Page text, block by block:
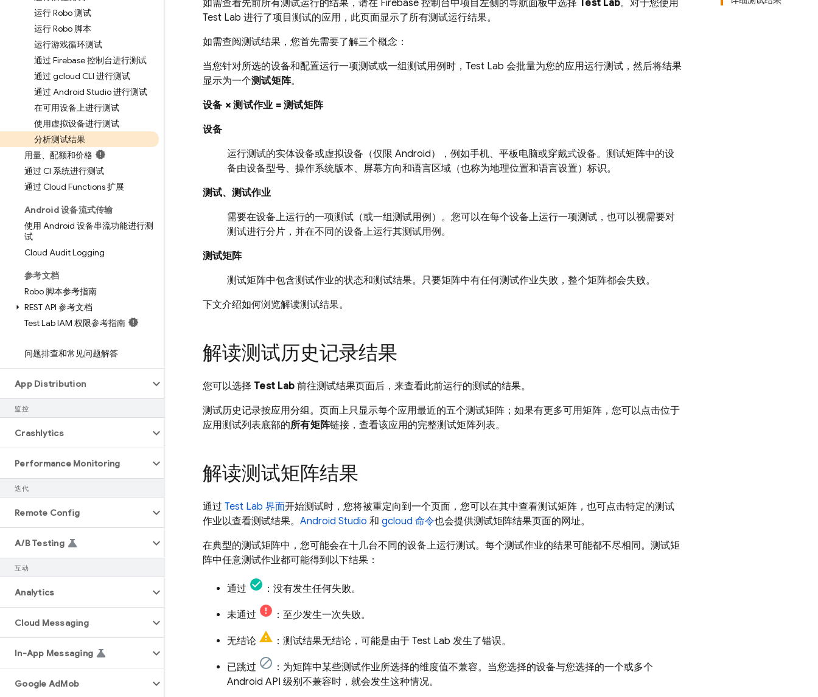
运行 Robo 测试
运行 Robo 脚本
运行游戏循环测试
通过 Firebase 控制台进行测试
通过 gcloud CLI 进行测试
通过 Android Studio 进行测试
在可用设备上进行测试
使用虚拟设备进行测试
分析测试结果
用量、配额和价格
通过 CI 系统进行测试
通过 Cloud Functions 扩展
Android 设备流式传输
使用 Android 设备串流功能进行测
试
Cloud Audit Logging
参考文档
Robo 脚本参考指南
REST API 参考文档
Test Lab IAM 权限参考指南
问题排查和常见问题解答
App Distribution
监控
Crashlytics
Performance Monitoring
迭代
Remote Config
A/B Testing
互动
Analytics
Cloud Messaging
In-App Messaging
Google AdMob
如需查看先前所有测试运行的结果，请在 Firebase 控制台中项目左侧的导航面板中选择 Test Lab。对于您使用
Test Lab 进行了项目测试的应用，此页面显示了所有测试运行结果。
如需查阅测试结果，您首先需要了解三个概念：
当您针对所选的设备和配置运行一项测试或一组测试用例时， Test Lab 会批量为您的应用运行测试，然后将结果
显示为一个测试矩阵。
设备 × 测试作业 = 测试矩阵
设备
运行测试的实体设备或虚拟设备（仅限 Android），例如手机、平板电脑或穿戴式设备。测试矩阵中的设
备由设备型号、操作系统版本、屏幕方向和语言区域（也称为地理位置和语言设置）标识。
测试、测试作业
需要在设备上运行的一项测试（或一组测试用例）。您可以在每个设备上运行一项测试，也可以视需要对
测试进行分片，并在不同的设备上运行其测试用例。
测试矩阵
测试矩阵中包含测试作业的状态和测试结果。只要矩阵中有任何测试作业失败，整个矩阵都会失败。
下文介绍如何浏览解读测试结果。
解读测试历史记录结果
您可以选择 Test Lab 前往测试结果页面后，来查看此前运行的测试的结果。
测试历史记录按应用分组。页面上只显示每个应用最近的五个测试矩阵；如果有更多可用矩阵，您可以点击位于
应用测试列表底部的所有矩阵链接，查看该应用的完整测试矩阵列表。
解读测试矩阵结果
通过 Test Lab 界面开始测试时，您将被重定向到一个页面，您可以在其中查看测试矩阵，也可点击特定的测试
作业以查看测试结果。 Android Studio 和 gcloud 命令也会提供测试矩阵结果页面的网址。
在典型的测试矩阵中，您可能会在十几台不同的设备上运行测试。每个测试作业的结果可能都不尽相同。测试矩
阵中任意测试作业都可能得到以下结果：
通过 ：没有发生任何失败。
未通过 ：至少发生一次失败。
无结论 ：测试结果无结论，可能是由于 Test Lab 发生了错误。
已跳过
：为矩阵中某些测试作业所选择的维度值不兼容。当您选择的设备与您选择的一个或多个
Android API 级别不兼容时，就会发生这种情况。